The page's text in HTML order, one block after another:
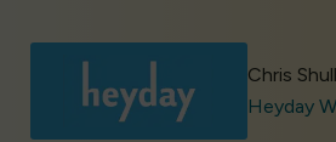
Chris
Heyday